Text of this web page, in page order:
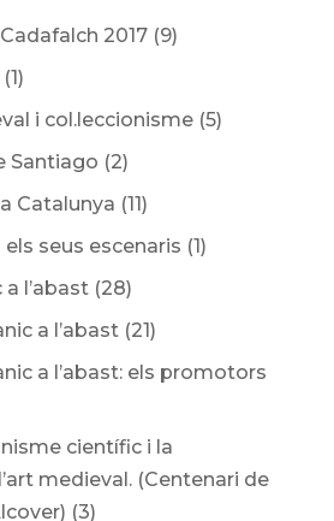
2017(9)
(1)
i col.leccionisme(5)
Santiago (2)
Catalunya (11)
els seus escenaris (1)
a l’abast(28)
a l’abast(21)
a l’abast: els promotors
científic i la
medieval. (Centenari de
(3)